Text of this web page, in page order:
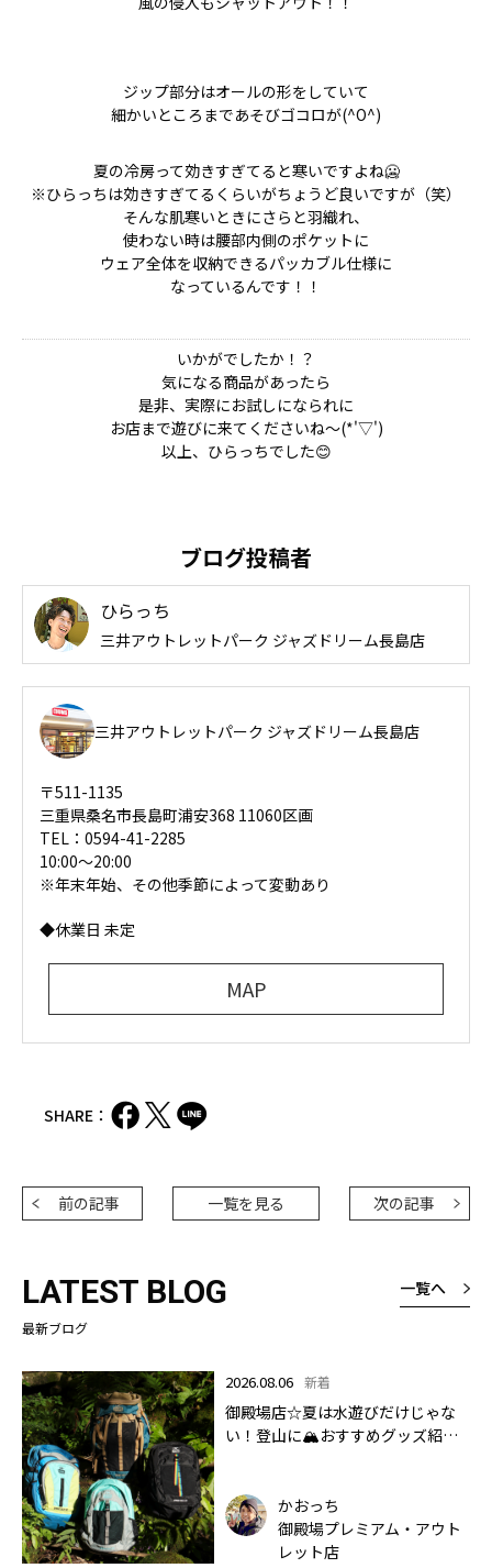
ジップ部分はオールの形をしていて
細かいところまであそびゴコロが(^O^)
夏の冷房って効きすぎてると寒いですよね🥶
※ひらっちは効きすぎてるくらいがちょうど良いですが（笑）
そんな肌寒いときにさらと羽織れ、
使わない時は腰部内側のポケットに
ウェア全体を収納できるパッカブル仕様に
なっているんです！！
いかがでしたか！？
気になる商品があったら
是非、実際にお試しになられに
お店まで遊びに来てくださいね～(*'▽')
以上、ひらっちでした😊
ブログ投稿者
ひらっち
三井アウトレットパーク ジャズドリーム長島店
三井アウトレットパーク ジャズドリーム長島店
〒511-1135
三重県桑名市長島町浦安368 11060区画
TEL：0594-41-2285
10:00～20:00
※年末年始、その他季節によって変動あり
◆休業日 未定
MAP
SHARE：
前の記事 一覧を見る 次の記事
LATEST BLOG
最新ブログ
一覧へ
2026.08.06 新着
御殿場店☆夏は水遊びだけじゃな
い！登山に🏔おすすめグッズ紹介
かおっち
御殿場プレミアム・アウト
レット店